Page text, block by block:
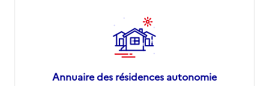
Annuaire des résidences autonomie